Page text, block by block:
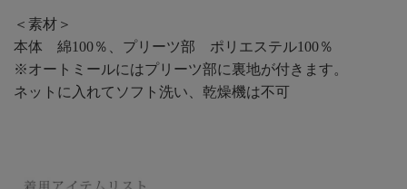
＜素材＞
本体 綿100％、プリーツ部 ポリエステル100％
※オートミールにはプリーツ部に裏地が付きます。
ネットに入れてソフト洗い、乾燥機は不可